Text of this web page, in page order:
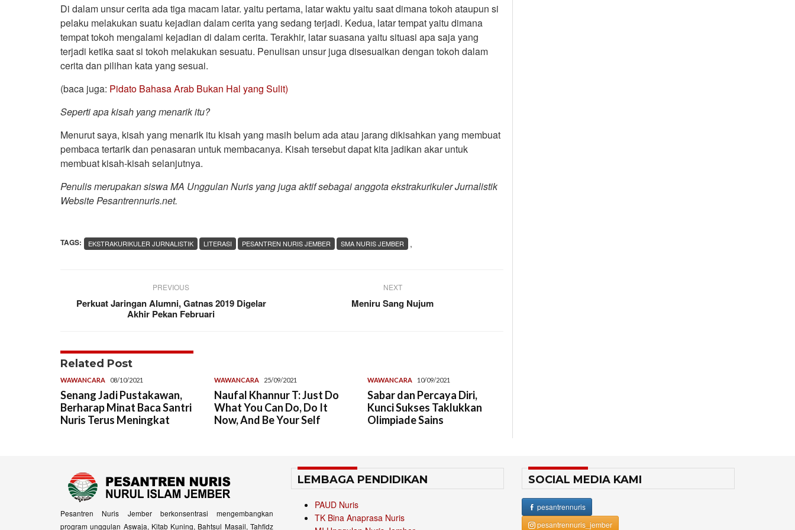
Di dalam unsur cerita ada tiga macam latar. yaitu pertama, latar waktu yaitu saat dimana tokoh ataupun si
pelaku melakukan suatu kejadian dalam cerita yang sedang terjadi. Kedua, latar tempat yaitu dimana
tempat tokoh mengalami kejadian di dalam cerita. Terakhir, latar suasana yaitu situasi apa saja yang
terjadi ketika saat si tokoh melakukan sesuatu. Penulisan unsur juga disesuaikan dengan tokoh dalam
cerita dan pilihan kata yang sesuai.
(baca juga: Pidato Bahasa Arab Bukan Hal yang Sulit)
Seperti apa kisah yang menarik itu?
Menurut saya, kisah yang menarik itu kisah yang masih belum ada atau jarang dikisahkan yang membuat
pembaca tertarik dan penasaran untuk membacanya. Kisah tersebut dapat kita jadikan akar untuk
membuat kisah-kisah selanjutnya.
Penulis merupakan siswa MA Unggulan Nuris yang juga aktif sebagai anggota ekstrakurikuler Jurnalistik
Website Pesantrennuris.net.
TAGS: ,
EKSTRAKURIKULER JURNALISTIK LITERASI PESANTREN NURIS JEMBER SMA NURIS JEMBER
PREVIOUS
Perkuat Jaringan Alumni, Gatnas 2019 Digelar
Akhir Pekan Februari
NEXT
Meniru Sang Nujum
Related Post
WAWANCARA 08/10/2021
Senang Jadi Pustakawan,
Berharap Minat Baca Santri
Nuris Terus Meningkat
WAWANCARA 25/09/2021
Naufal Khannur T: Just Do
What You Can Do, Do It
Now, And Be Your Self
WAWANCARA 10/09/2021
Sabar dan Percaya Diri,
Kunci Sukses Taklukkan
Olimpiade Sains
Pesantren Nuris Jember berkonsentrasi mengembangkan
program unggulan Aswaja, Kitab Kuning, Bahtsul Masail, Tahfidz
LEMBAGA PENDIDIKAN
PAUD Nuris
TK Bina Anaprasa Nuris
SOCIAL MEDIA KAMI
pesantrennuris
pesantrennuris_jember